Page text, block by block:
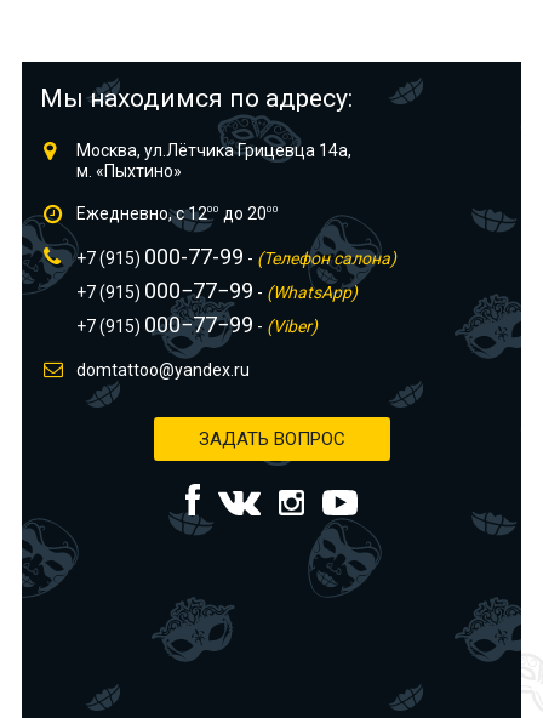
Мы находимся по адресу:
Москва, ул.Лётчика Грицевца 14а,
м. «Пыхтино»
Ежедневно, с 1200 до 2000
+7 (915) 000-77-99 - (Телефон салона)
+7 (915) 000−77−99 - (WhatsApp)
+7 (915) 000−77−99 - (Viber)
domtattoo@yandex.ru
ЗАДАТЬ ВОПРОС